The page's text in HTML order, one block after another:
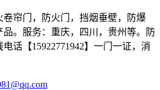
帘门，防火门，挡烟垂壁，防爆
。服务：重庆，四川，贵州等。防
话【15922771942】一门一证，消